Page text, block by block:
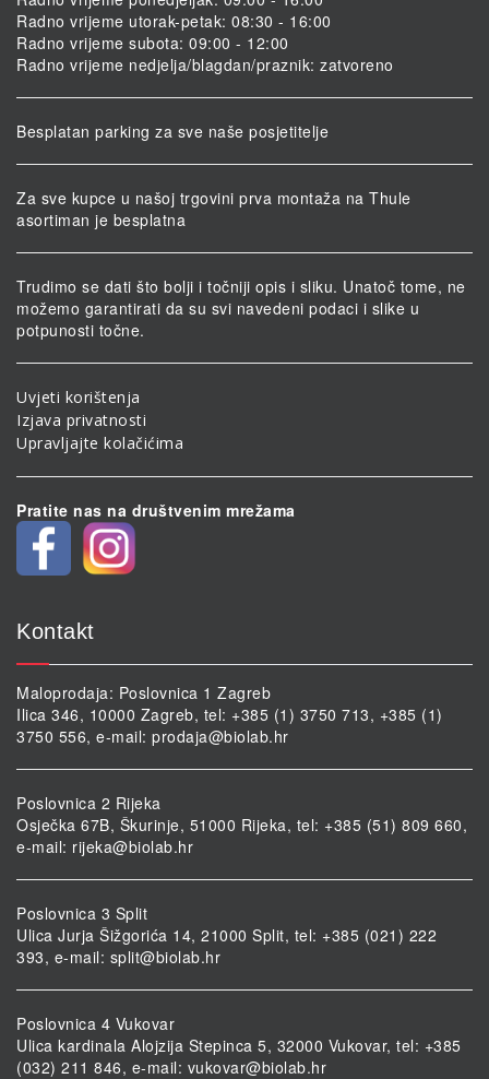
Radno vrijeme utorak-petak: 08:30 - 16:00
Radno vrijeme subota: 09:00 - 12:00
Radno vrijeme nedjelja/blagdan/praznik: zatvoreno
Besplatan parking za sve naše posjetitelje
Za sve kupce u našoj trgovini prva montaža na Thule
asortiman je besplatna
Trudimo se dati što bolji i točniji opis i sliku. Unatoč tome, ne
možemo garantirati da su svi navedeni podaci i slike u
potpunosti točne.
Uvjeti korištenja
Izjava privatnosti
Upravljajte kolačićima
Pratite nas na društvenim mrežama
Kontakt
Maloprodaja: Poslovnica 1 Zagreb
Ilica 346, 10000 Zagreb, tel: +385 (1) 3750 713, +385 (1)
3750 556, e-mail: prodaja@biolab.hr
Poslovnica 2 Rijeka
Osječka 67B, Škurinje, 51000 Rijeka, tel: +385 (51) 809 660,
e-mail: rijeka@biolab.hr
Poslovnica 3 Split
Ulica Jurja Šižgorića 14, 21000 Split, tel: +385 (021) 222
393, e-mail: split@biolab.hr
Poslovnica 4 Vukovar
Ulica kardinala Alojzija Stepinca 5, 32000 Vukovar, tel: +385
(032) 211 846, e-mail: vukovar@biolab.hr